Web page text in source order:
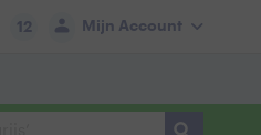
Mijn Account
12